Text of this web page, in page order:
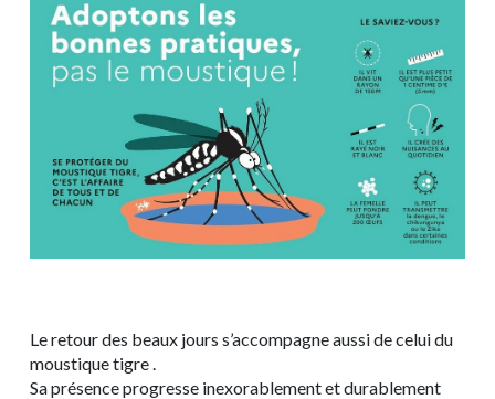
Le retour des beaux jours s’accompagne aussi de celui du
moustique tigre .
Sa présence progresse inexorablement et durablement